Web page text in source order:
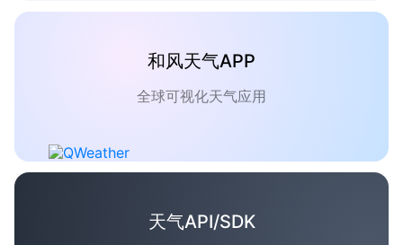
和风天气APP
全球可视化天气应用
天气API/SDK